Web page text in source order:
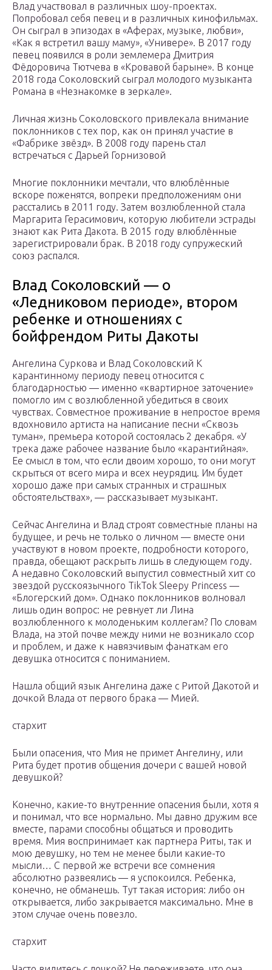
Влад участвовал в различных шоу-проектах.
Попробовал себя певец и в различных кинофильмах.
Он сыграл в эпизодах в «Аферах, музыке, любви»,
«Как я встретил вашу маму», «Универе». В 2017 году
певец появился в роли землемера Дмитрия
Фёдоровича Тютчева в «Кровавой барыне». В конце
2018 года Соколовский сыграл молодого музыканта
Романа в «Незнакомке в зеркале».
Личная жизнь Соколовского привлекала внимание
поклонников с тех пор, как он принял участие в
«Фабрике звёзд». В 2008 году парень стал
встречаться с Дарьей Горнизовой
Многие поклонники мечтали, что влюблённые
вскоре поженятся, вопреки предположениям они
расстались в 2011 году. Затем возлюбленной стала
Маргарита Герасимович, которую любители эстрады
знают как Рита Дакота. В 2015 году влюблённые
зарегистрировали брак. В 2018 году супружеский
союз распался.
Влад Соколовский — о
«Ледниковом периоде», втором
ребенке и отношениях с
бойфрендом Риты Дакоты
Ангелина Суркова и Влад Соколовский К
карантинному периоду певец относится с
благодарностью — именно «квартирное заточение»
помогло им с возлюбленной убедиться в своих
чувствах. Совместное проживание в непростое время
вдохновило артиста на написание песни «Сквозь
туман», премьера которой состоялась 2 декабря. «У
трека даже рабочее название было «карантийная».
Ее смысл в том, что если двоим хорошо, то они могут
скрыться от всего мира и всех неурядиц. Им будет
хорошо даже при самых странных и страшных
обстоятельствах», — рассказывает музыкант.
Сейчас Ангелина и Влад строят совместные планы на
будущее, и речь не только о личном — вместе они
участвуют в новом проекте, подробности которого,
правда, обещают раскрыть лишь в следующем году.
А недавно Соколовский выпустил совместный хит со
звездой русскоязычного TikTok Sleepy Princess —
«Блогерский дом». Однако поклонников волновал
лишь один вопрос: не ревнует ли Лина
возлюбленного к молоденьким коллегам? По словам
Влада, на этой почве между ними не возникало ссор
и проблем, и даже к навязчивым фанаткам его
девушка относится с пониманием.
Нашла общий язык Ангелина даже с Ритой Дакотой и
дочкой Влада от первого брака — Мией.
стархит
Были опасения, что Мия не примет Ангелину, или
Рита будет против общения дочери с вашей новой
девушкой?
Конечно, какие-то внутренние опасения были, хотя я
и понимал, что все нормально. Мы давно дружим все
вместе, парами способны общаться и проводить
время. Мия воспринимает как партнера Риты, так и
мою девушку, но тем не менее были какие-то
мысли… С первой же встречи все сомнения
абсолютно развеялись — я успокоился. Ребенка,
конечно, не обманешь. Тут такая история: либо он
открывается, либо закрывается максимально. Мне в
этом случае очень повезло.
стархит